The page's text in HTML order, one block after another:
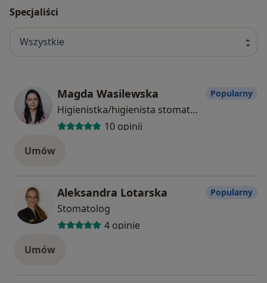
Specjaliści
Wszystkie
Magda Wasilewska
Higienistka/higienista stomatologiczny
10 opinii
Popularny
Umów
Aleksandra Lotarska
Stomatolog
4 opinie
Popularny
Umów